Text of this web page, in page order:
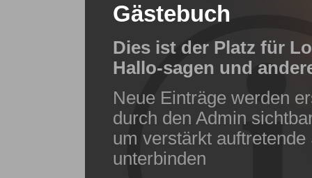
Gästebuch
Dies ist der Platz für
Hallo-sagen und
Neue Einträge werden
durch den Admin
um verstärkt
unterbinden